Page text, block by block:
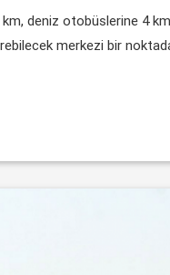
deniz otobüslerine 4
merkezi bir